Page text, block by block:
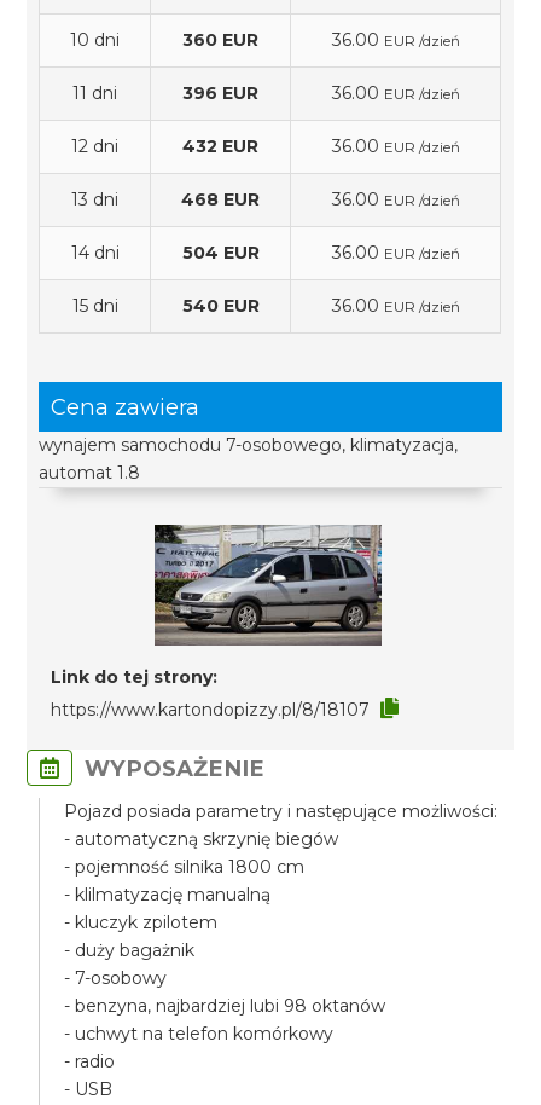
10 dni 360 EUR 36.00 EUR /dzień
11 dni 396 EUR 36.00 EUR /dzień
12 dni 432 EUR 36.00 EUR /dzień
13 dni 468 EUR 36.00 EUR /dzień
14 dni 504 EUR 36.00 EUR /dzień
15 dni 540 EUR 36.00 EUR /dzień
Cena zawiera
wynajem samochodu 7-osobowego, klimatyzacja,
automat 1.8
Link do tej strony:
https://www.kartondopizzy.pl/8/18107
WYPOSAŻENIE
Pojazd posiada parametry i następujące możliwości:
- automatyczną skrzynię biegów
- pojemność silnika 1800 cm
- klilmatyzację manualną
- kluczyk zpilotem
- duży bagażnik
- 7-osobowy
- benzyna, najbardziej lubi 98 oktanów
- uchwyt na telefon komórkowy
- radio
- USB